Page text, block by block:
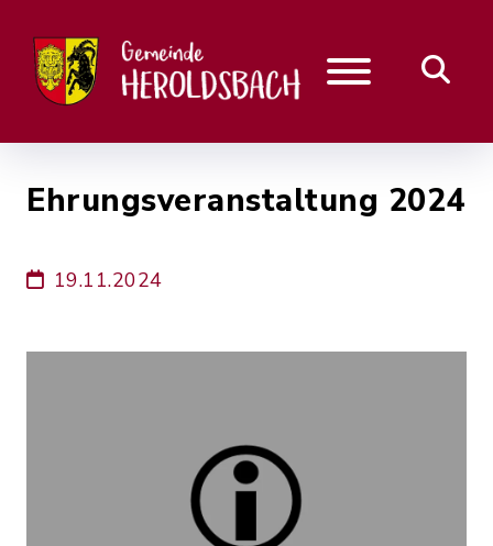
Ehrungsveranstaltung 2024
19.11.2024